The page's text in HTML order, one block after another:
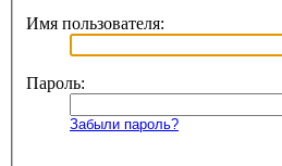
Имя пользователя:
Пароль:
Забыли пароль?